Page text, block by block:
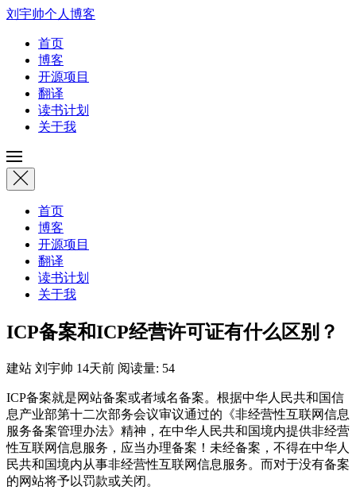
刘宇帅个人博客
首页
博客
开源项目
翻译
读书计划
关于我
首页
博客
开源项目
翻译
读书计划
关于我
ICP备案和ICP经营许可证有什么区别？
建站 刘宇帅 14天前 阅读量: 54
ICP备案就是网站备案或者域名备案。根据中华人民共和国信
息产业部第十二次部务会议审议通过的《非经营性互联网信息
服务备案管理办法》精神，在中华人民共和国境内提供非经营
性互联网信息服务，应当办理备案！未经备案，不得在中华人
民共和国境内从事非经营性互联网信息服务。而对于没有备案
的网站将予以罚款或关闭。